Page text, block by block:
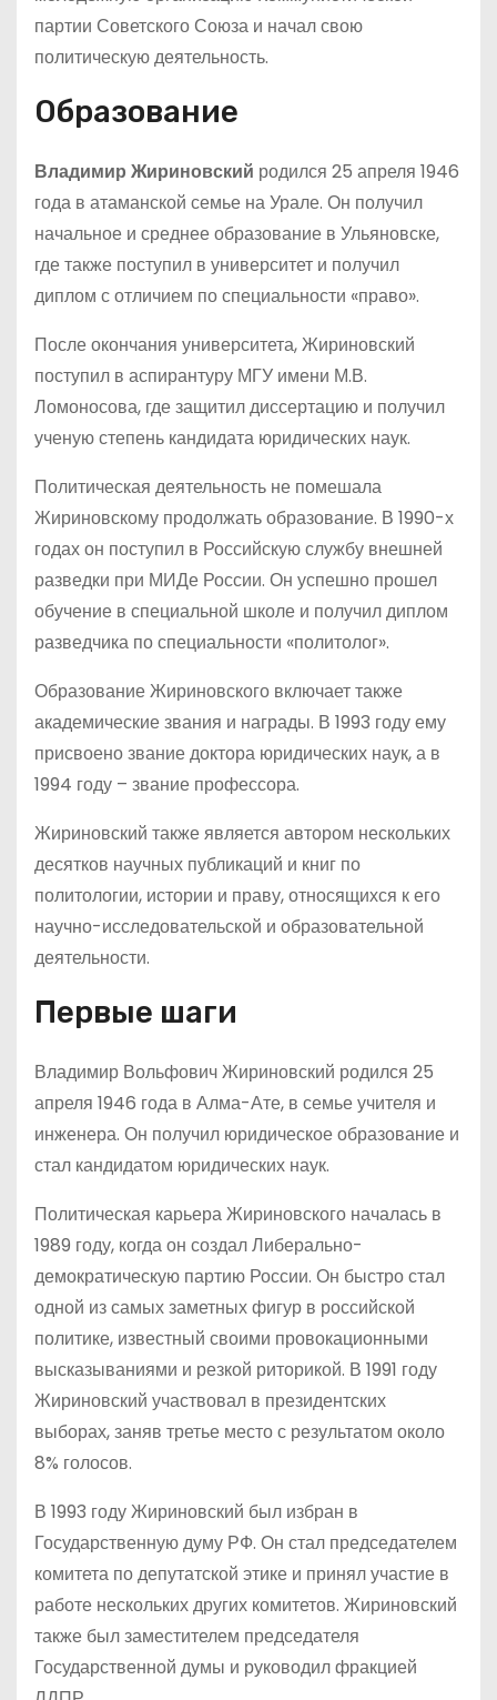
партии Советского Союза и начал свою
политическую деятельность.
Образование
Владимир Жириновский родился 25 апреля 1946
года в атаманской семье на Урале. Он получил
начальное и среднее образование в Ульяновске,
где также поступил в университет и получил
диплом с отличием по специальности «право».
После окончания университета, Жириновский
поступил в аспирантуру МГУ имени М.В.
Ломоносова, где защитил диссертацию и получил
ученую степень кандидата юридических наук.
Политическая деятельность не помешала
Жириновскому продолжать образование. В 1990-х
годах он поступил в Российскую службу внешней
разведки при МИДе России. Он успешно прошел
обучение в специальной школе и получил диплом
разведчика по специальности «политолог».
Образование Жириновского включает также
академические звания и награды. В 1993 году ему
присвоено звание доктора юридических наук, а в
1994 году – звание профессора.
Жириновский также является автором нескольких
десятков научных публикаций и книг по
политологии, истории и праву, относящихся к его
научно-исследовательской и образовательной
деятельности.
Первые шаги
Владимир Вольфович Жириновский родился 25
апреля 1946 года в Алма-Ате, в семье учителя и
инженера. Он получил юридическое образование и
стал кандидатом юридических наук.
Политическая карьера Жириновского началась в
1989 году, когда он создал Либерально-
демократическую партию России. Он быстро стал
одной из самых заметных фигур в российской
политике, известный своими провокационными
высказываниями и резкой риторикой. В 1991 году
Жириновский участвовал в президентских
выборах, заняв третье место с результатом около
8% голосов.
В 1993 году Жириновский был избран в
Государственную думу РФ. Он стал председателем
комитета по депутатской этике и принял участие в
работе нескольких других комитетов. Жириновский
также был заместителем председателя
Государственной думы и руководил фракцией